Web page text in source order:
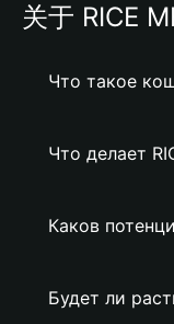
关于 RICE
Что такое
Что делает
Каков
Будет ли